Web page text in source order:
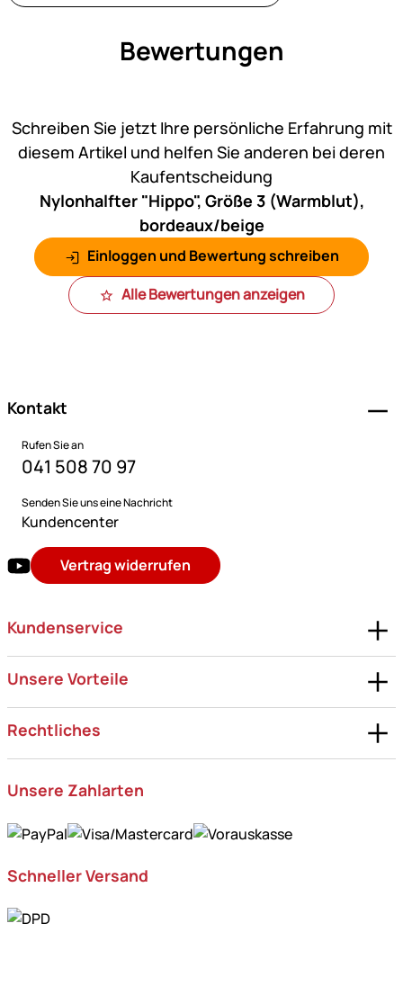
Bewertungen
Schreiben Sie jetzt Ihre persönliche Erfahrung mit
diesem Artikel und helfen Sie anderen bei deren
Kaufentscheidung
Nylonhalfter "Hippo", Größe 3 (Warmblut),
bordeaux/beige
Einloggen und Bewertung schreiben
Alle Bewertungen anzeigen
Kontakt
Rufen Sie an
041 508 70 97
Senden Sie uns eine Nachricht
Kundencenter
Vertrag widerrufen
Kundenservice
Unsere Vorteile
Rechtliches
Unsere Zahlarten
Schneller Versand